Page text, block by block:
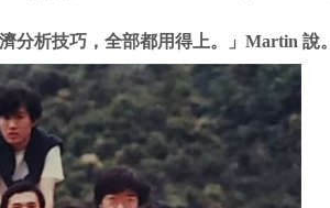
分析技巧，全部都用得上。」Martin 說。